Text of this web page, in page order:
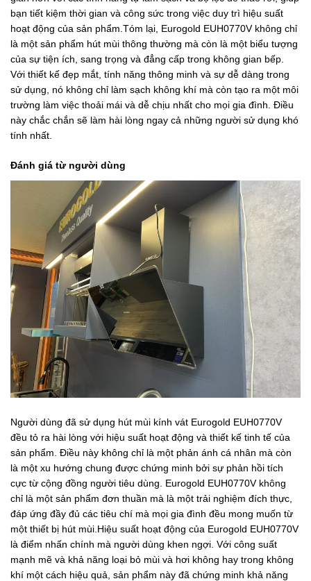
bạn tiết kiệm thời gian và công sức trong việc duy trì hiệu suất
hoạt động của sản phẩm.Tóm lại, Eurogold EUH0770V không chỉ
là một sản phẩm hút mùi thông thường mà còn là một biểu tượng
của sự tiện ích, sang trọng và đẳng cấp trong không gian bếp.
Với thiết kế đẹp mắt, tính năng thông minh và sự dễ dàng trong
sử dụng, nó không chỉ làm sạch không khí mà còn tạo ra một môi
trường làm việc thoải mái và dễ chịu nhất cho mọi gia đình. Điều
này chắc chắn sẽ làm hài lòng ngay cả những người sử dụng khó
tính nhất.
Đánh giá từ người dùng
Người dùng đã sử dụng hút mùi kính vát Eurogold EUH0770V
đều tỏ ra hài lòng với hiệu suất hoạt động và thiết kế tinh tế của
sản phẩm. Điều này không chỉ là một phản ánh cá nhân mà còn
là một xu hướng chung được chứng minh bởi sự phản hồi tích
cực từ cộng đồng người tiêu dùng. Eurogold EUH0770V không
chỉ là một sản phẩm đơn thuần mà là một trải nghiệm đích thực,
đáp ứng đầy đủ các tiêu chí mà mọi gia đình đều mong muốn từ
một thiết bị hút mùi.Hiệu suất hoạt động của Eurogold EUH0770V
là điểm nhấn chính mà người dùng khen ngợi. Với công suất
mạnh mẽ và khả năng loại bỏ mùi và hơi không hay trong không
khí một cách hiệu quả, sản phẩm này đã chứng minh khả năng